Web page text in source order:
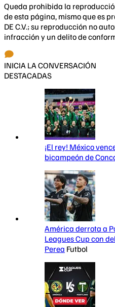
Queda prohibida la
de esta página, mismo que es
DE C.V.; su reproducción no
infracción y un delito de
INICIA LA CONVERSACIÓN
DESTACADAS
¡El rey! México
bicampeón de
América derrota a
Leagues Cup con
Perea Futbol